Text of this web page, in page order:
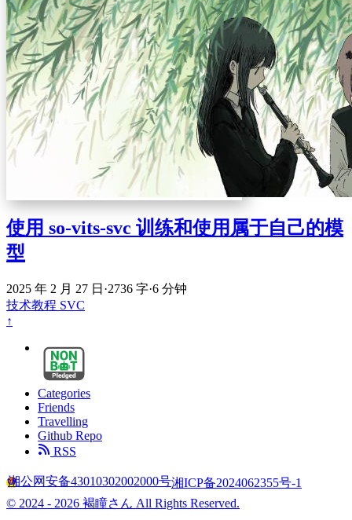
使用 so-vits-svc 训练和使用属于自己的模
型
2025 年 2 月 27 日 ·2736 字·6 分钟
技术教程 SVC
↑
Categories
Friends
Travelling
Github Repo
RSS
湘公网安备43010302002000号湘ICP备2024062355号-1
© 2024 - 2026 褐瞳さん All Rights Reserved.